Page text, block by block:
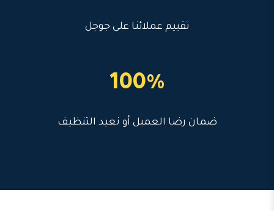
تقييم عملائنا على جوجل
100%
ضمان رضا العميل أو نعيد التنظيف